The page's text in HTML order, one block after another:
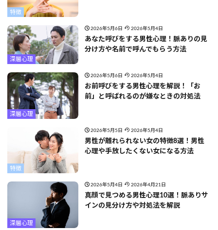
特徴
深層心理
2026年5月6日 2026年5月4日
あなた呼びをする男性心理！脈ありの見
分け方や名前で呼んでもらう方法
深層心理
2026年5月6日 2026年5月4日
お前呼びをする男性心理を解説！「お
前」と呼ばれるのが嫌なときの対処法
特徴
2026年5月5日 2026年5月4日
男性が離れられない女の特徴8選！男性
心理や手放したくない女になる方法
深層心理
2026年5月4日 2026年4月21日
真顔で見つめる男性心理10選！脈ありサ
インの見分け方や対処法を解説